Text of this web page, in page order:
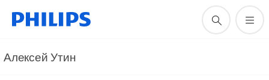
Алексей Утин